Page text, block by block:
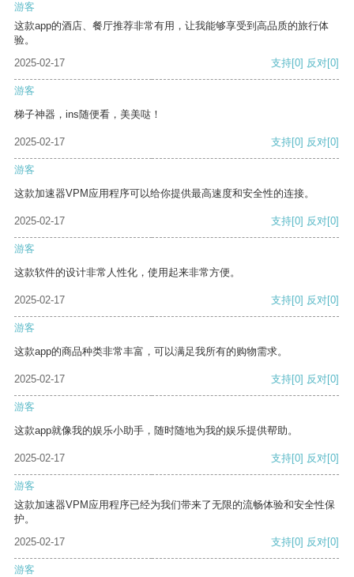
游客
这款app的酒店、餐厅推荐非常有用，让我能够享受到高品质的旅行体
验。
2025-02-17
支持[0] 反对[0]
游客
梯子神器，ins随便看，美美哒！
2025-02-17 支持[0] 反对[0]
游客
这款加速器VPM应用程序可以给你提供最高速度和安全性的连接。
2025-02-17 支持[0] 反对[0]
游客
这款软件的设计非常人性化，使用起来非常方便。
2025-02-17 支持[0] 反对[0]
游客
这款app的商品种类非常丰富，可以满足我所有的购物需求。
2025-02-17 支持[0] 反对[0]
游客
这款app就像我的娱乐小助手，随时随地为我的娱乐提供帮助。
2025-02-17 支持[0] 反对[0]
游客
这款加速器VPM应用程序已经为我们带来了无限的流畅体验和安全性保
护。
2025-02-17
支持[0] 反对[0]
游客